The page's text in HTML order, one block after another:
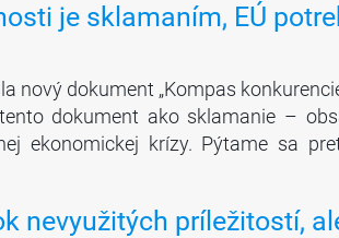
je sklamaním, EÚ
nový dokument „Kompas
dokument ako sklamanie –
ekonomickej krízy. Pýtame sa
nevyužitých príležitostí,